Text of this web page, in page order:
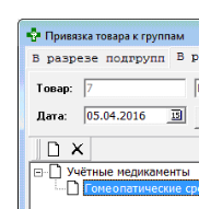
Отделения
Отсрочки платежей
поставке
Отсрочки платежей